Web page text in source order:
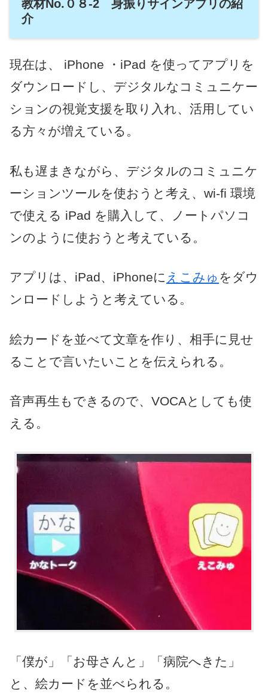
教材No.０８-2 身振りサインアプリの紹
介
現在は、 iPhone ・iPad を使ってアプリを
ダウンロードし、デジタルなコミュニケー
ションの視覚支援を取り入れ、活用してい
る方々が増えている。
私も遅まきながら、デジタルのコミュニケ
ーションツールを使おうと考え、wi-fi 環境
で使える iPad を購入して、ノートパソコ
ンのように使おうと考えている。
アプリは、iPad、iPhoneに えこみゅ をダウ
ンロードしようと考えている。
絵カードを並べて文章を作り、相手に見せ
ることで言いたいことを伝えられる。
音声再生もできるので、VOCAとしても使
える。
「僕が」「お母さんと」「病院へきた」
と、絵カードを並べられる。